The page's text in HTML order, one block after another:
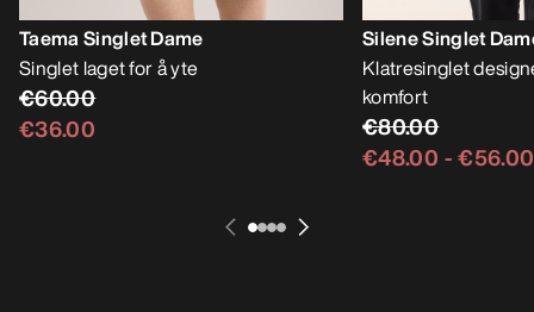
Taema Singlet Dame
Singlet laget for å yte
€60.00
€36.00
Silene Singlet
Klatresinglet
komfort
€80.00
€48.00 -€56.00